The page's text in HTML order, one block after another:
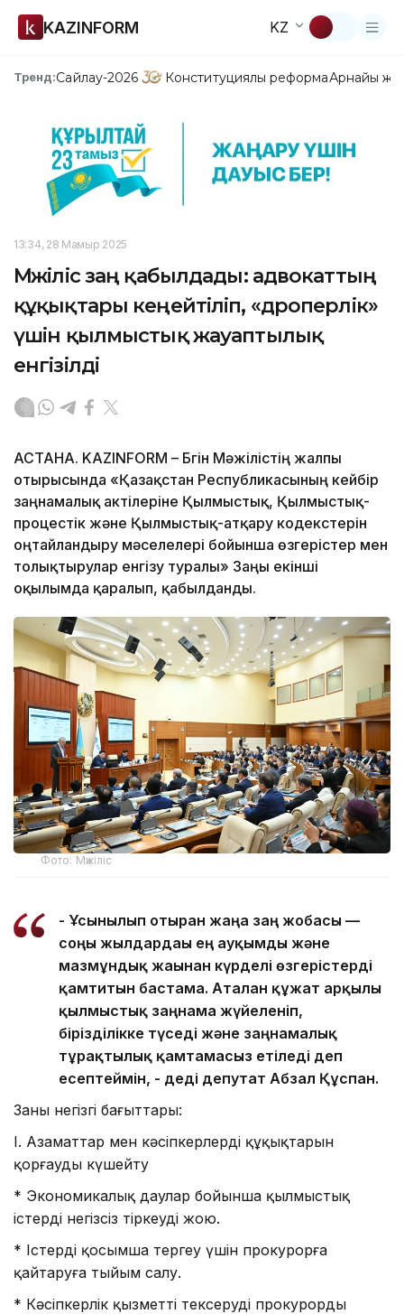
KAZINFORM KZ
Тренд:Сайлау-2026 Конституциялық реформаАрнайы
13:34, 28 Мамыр 2025
Мәжіліс заң қабылдады: адвокаттың
құқықтары кеңейтіліп, «дроперлік»
үшін қылмыстық жауаптылық
енгізілді
АСТАНА. KAZINFORM – Бүгін Мәжілістің жалпы
отырысында «Қазақстан Республикасының кейбір
заңнамалық актілеріне Қылмыстық, Қылмыстық-
процестік және Қылмыстық-атқару кодекстерін
оңтайландыру мәселелері бойынша өзгерістер мен
толықтырулар енгізу туралы» Заңы екінші
оқылымда қаралып, қабылданды.
Фото: Мәжіліс
- Ұсынылып отырған жаңа заң жобасы —
соңғы жылдардағы ең ауқымды және
мазмұндық жағынан күрделі өзгерістерді
қамтитын бастама. Аталған құжат арқылы
қылмыстық заңнама жүйеленіп,
бірізділікке түседі және заңнамалық
тұрақтылық қамтамасыз етіледі деп
есептеймін, - деді депутат Абзал Құспан.
Заңның негізгі бағыттары:
I. Азаматтар мен кәсіпкерлердің құқықтарын
қорғауды күшейту
* Экономикалық даулар бойынша қылмыстық
істерді негізсіз тіркеуді жою.
* Істерді қосымша тергеу үшін прокурорға
қайтаруға тыйым салу.
* Кәсіпкерлік қызметті тексеруді прокурордың